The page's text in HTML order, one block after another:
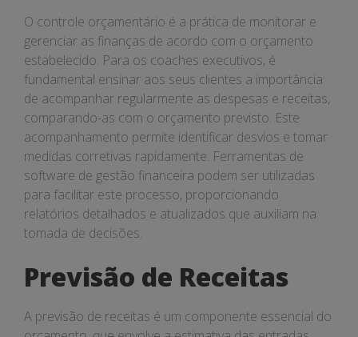
O controle orçamentário é a prática de monitorar e
gerenciar as finanças de acordo com o orçamento
estabelecido. Para os coaches executivos, é
fundamental ensinar aos seus clientes a importância
de acompanhar regularmente as despesas e receitas,
comparando-as com o orçamento previsto. Este
acompanhamento permite identificar desvios e tomar
medidas corretivas rapidamente. Ferramentas de
software de gestão financeira podem ser utilizadas
para facilitar este processo, proporcionando
relatórios detalhados e atualizados que auxiliam na
tomada de decisões.
Previsão de Receitas
A previsão de receitas é um componente essencial do